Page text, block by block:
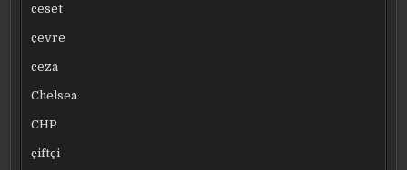
ceset
çevre
ceza
Chelsea
CHP
çiftçi